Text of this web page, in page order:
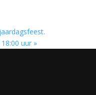
uur »